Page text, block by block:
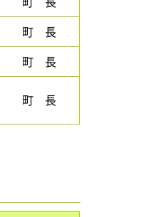
町 長
町 長
町 長